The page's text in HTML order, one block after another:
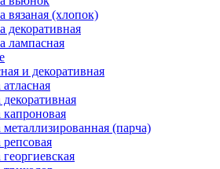
вязаная (хлопок)
декоративная
лампасная
и декоративная
капроновая
металлизированная (парча)